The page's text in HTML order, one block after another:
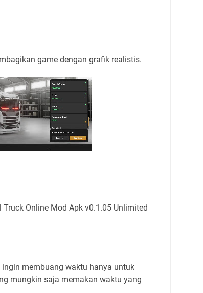
game dengan grafik realistis.
Online Mod Apk v0.1.05 Unlimited
membuang waktu hanya untuk
mungkin saja memakan waktu yang